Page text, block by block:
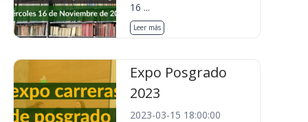
16 ...
Leer más
Expo Posgrado
2023
2023-03-15 18:00:00